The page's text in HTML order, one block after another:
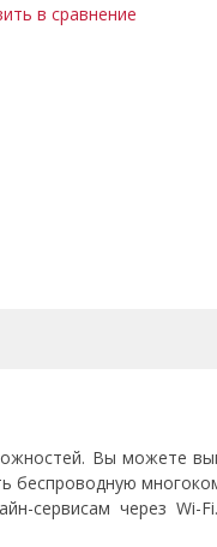
в сравнение
Вы можете
через Wi-